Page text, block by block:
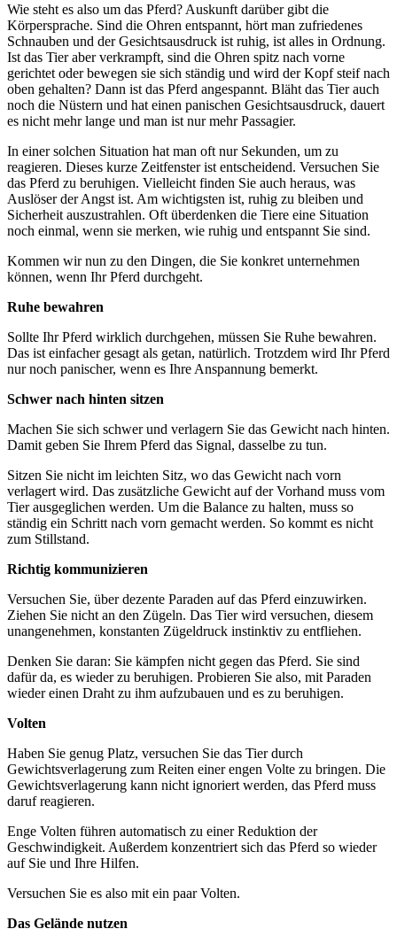
Wie steht es also um das Pferd? Auskunft darüber gibt die
Körpersprache. Sind die Ohren entspannt, hört man zufriedenes
Schnauben und der Gesichtsausdruck ist ruhig, ist alles in Ordnung.
Ist das Tier aber verkrampft, sind die Ohren spitz nach vorne
gerichtet oder bewegen sie sich ständig und wird der Kopf steif nach
oben gehalten? Dann ist das Pferd angespannt. Bläht das Tier auch
noch die Nüstern und hat einen panischen Gesichtsausdruck, dauert
es nicht mehr lange und man ist nur mehr Passagier.
In einer solchen Situation hat man oft nur Sekunden, um zu
reagieren. Dieses kurze Zeitfenster ist entscheidend. Versuchen Sie
das Pferd zu beruhigen. Vielleicht finden Sie auch heraus, was
Auslöser der Angst ist. Am wichtigsten ist, ruhig zu bleiben und
Sicherheit auszustrahlen. Oft überdenken die Tiere eine Situation
noch einmal, wenn sie merken, wie ruhig und entspannt Sie sind.
Kommen wir nun zu den Dingen, die Sie konkret unternehmen
können, wenn Ihr Pferd durchgeht.
Ruhe bewahren
Sollte Ihr Pferd wirklich durchgehen, müssen Sie Ruhe bewahren.
Das ist einfacher gesagt als getan, natürlich. Trotzdem wird Ihr Pferd
nur noch panischer, wenn es Ihre Anspannung bemerkt.
Schwer nach hinten sitzen
Machen Sie sich schwer und verlagern Sie das Gewicht nach hinten.
Damit geben Sie Ihrem Pferd das Signal, dasselbe zu tun.
Sitzen Sie nicht im leichten Sitz, wo das Gewicht nach vorn
verlagert wird. Das zusätzliche Gewicht auf der Vorhand muss vom
Tier ausgeglichen werden. Um die Balance zu halten, muss so
ständig ein Schritt nach vorn gemacht werden. So kommt es nicht
zum Stillstand.
Richtig kommunizieren
Versuchen Sie, über dezente Paraden auf das Pferd einzuwirken.
Ziehen Sie nicht an den Zügeln. Das Tier wird versuchen, diesem
unangenehmen, konstanten Zügeldruck instinktiv zu entfliehen.
Denken Sie daran: Sie kämpfen nicht gegen das Pferd. Sie sind
dafür da, es wieder zu beruhigen. Probieren Sie also, mit Paraden
wieder einen Draht zu ihm aufzubauen und es zu beruhigen.
Volten
Haben Sie genug Platz, versuchen Sie das Tier durch
Gewichtsverlagerung zum Reiten einer engen Volte zu bringen. Die
Gewichtsverlagerung kann nicht ignoriert werden, das Pferd muss
daruf reagieren.
Enge Volten führen automatisch zu einer Reduktion der
Geschwindigkeit. Außerdem konzentriert sich das Pferd so wieder
auf Sie und Ihre Hilfen.
Versuchen Sie es also mit ein paar Volten.
Das Gelände nutzen